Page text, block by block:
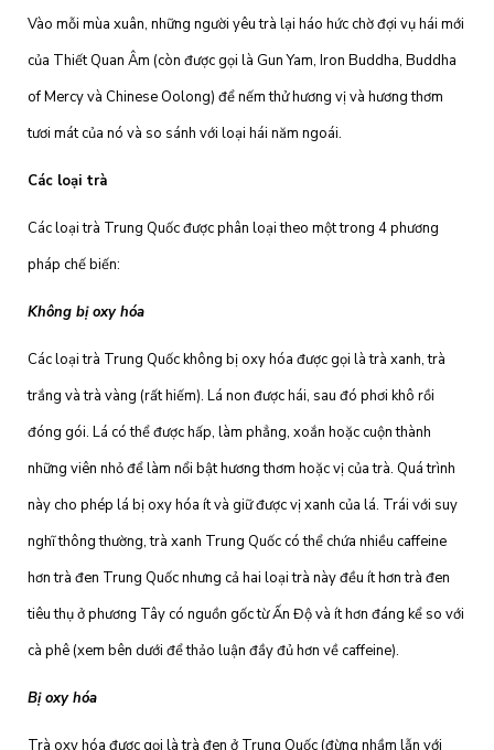
Vào mỗi mùa xuân, những người yêu trà lại háo hức chờ đợi vụ hái mới
của Thiết Quan Âm (còn được gọi là Gun Yam, Iron Buddha, Buddha
of Mercy và Chinese Oolong) để nếm thử hương vị và hương thơm
tươi mát của nó và so sánh với loại hái năm ngoái.
Các loại trà
Các loại trà Trung Quốc được phân loại theo một trong 4 phương
pháp chế biến:
Không bị oxy hóa
Các loại trà Trung Quốc không bị oxy hóa được gọi là trà xanh, trà
trắng và trà vàng (rất hiếm). Lá non được hái, sau đó phơi khô rồi
đóng gói. Lá có thể được hấp, làm phẳng, xoắn hoặc cuộn thành
những viên nhỏ để làm nổi bật hương thơm hoặc vị của trà. Quá trình
này cho phép lá bị oxy hóa ít và giữ được vị xanh của lá. Trái với suy
nghĩ thông thường, trà xanh Trung Quốc có thể chứa nhiều caffeine
hơn trà đen Trung Quốc nhưng cả hai loại trà này đều ít hơn trà đen
tiêu thụ ở phương Tây có nguồn gốc từ Ấn Độ và ít hơn đáng kể so với
cà phê (xem bên dưới để thảo luận đầy đủ hơn về caffeine).
Bị oxy hóa
Trà oxy hóa được gọi là trà đen ở Trung Quốc (đừng nhầm lẫn với